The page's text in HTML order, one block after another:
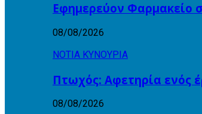
Εφημερεύον Φαρμακείο
08/08/2026
ΝΟΤΙΑ ΚΥΝΟΥΡΙΑ
Πτωχός: Αφετηρία ενός
08/08/2026